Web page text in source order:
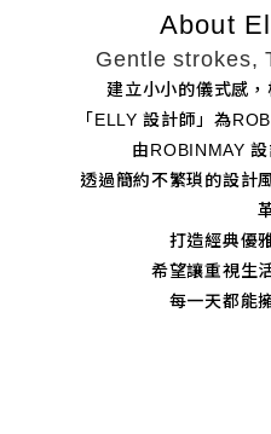
About
Gentle strokes,
建立小小的儀式感，
「ELLY 設計師」為
由ROBINMAY
透過簡約不繁瑣的設計
打造經典優
希望讓重視生
每一天都能